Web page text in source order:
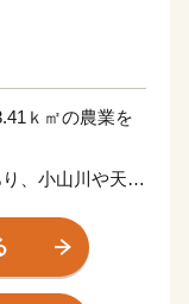
ｋ㎡の農業を
、小山川や天神
らぎとうるおい